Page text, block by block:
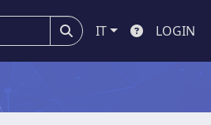
IT LOGIN